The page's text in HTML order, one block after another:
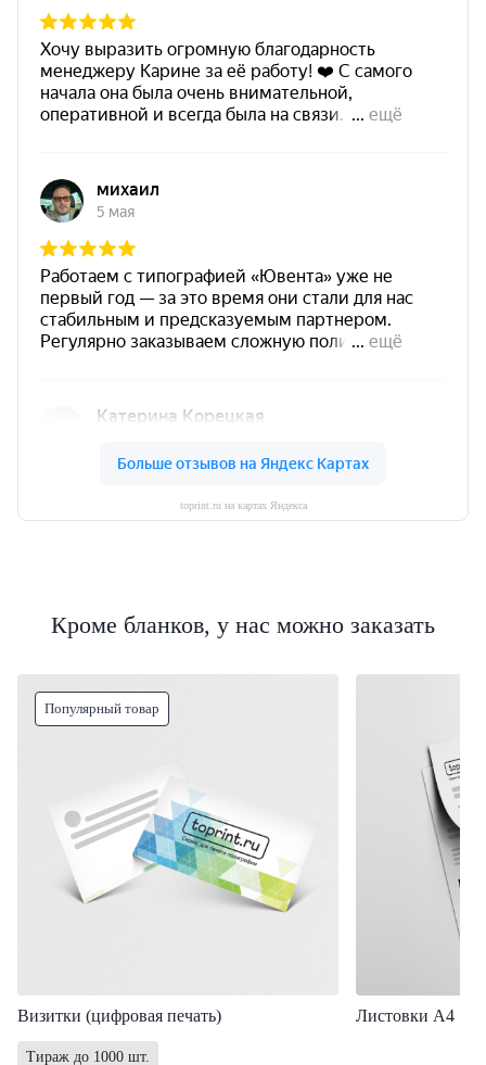
toprint.ru на картах Яндекса
Кроме бланков, у нас можно заказать
Популярный товар
Визитки (цифровая печать)
Тираж до 1000 шт.
Листовки A4